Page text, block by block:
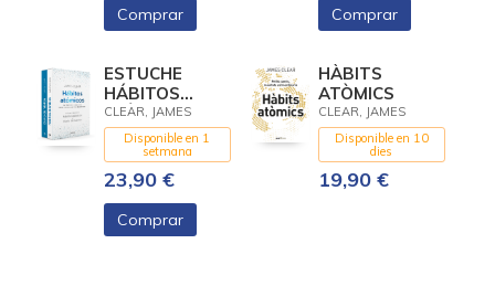
Comprar Comprar
ESTUCHE
HÁBITOS
(HÁBITOS
ATÓMICOS +
DIARIO DE
HÁBITOS)
CLEAR, JAMES
Disponible en 1
setmana
23,90 €
Comprar
HÀBITS
ATÒMICS
CLEAR, JAMES
Disponible en 10
dies
19,90 €